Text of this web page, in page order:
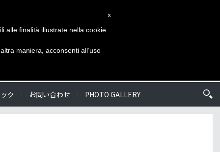
WEBサイト 言語を選ぶ
ク お問い合わせ PHOTO GALLERY
x
alle finalità illustrate nella cookie
maniera, acconsenti all’uso